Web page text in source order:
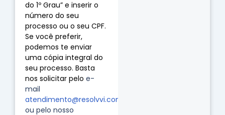
do 1º Grau” e inserir o
número do seu
processo ou o seu CPF.
Se você preferir,
podemos te enviar
uma cópia integral do
seu processo. Basta
nos solicitar pelo e-
atendimento@resolvvi.com